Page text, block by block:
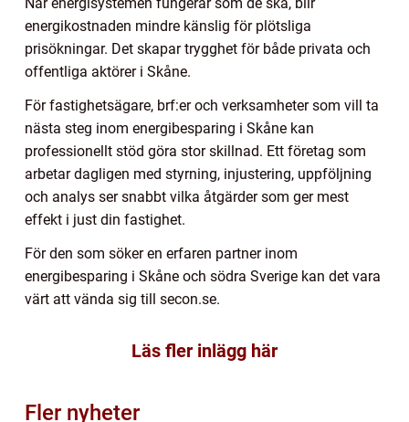
När energisystemen fungerar som de ska, blir
energikostnaden mindre känslig för plötsliga
prisökningar. Det skapar trygghet för både privata och
offentliga aktörer i Skåne.
För fastighetsägare, brf:er och verksamheter som vill ta
nästa steg inom energibesparing i Skåne kan
professionellt stöd göra stor skillnad. Ett företag som
arbetar dagligen med styrning, injustering, uppföljning
och analys ser snabbt vilka åtgärder som ger mest
effekt i just din fastighet.
För den som söker en erfaren partner inom
energibesparing i Skåne och södra Sverige kan det vara
värt att vända sig till secon.se.
Läs fler inlägg här
Fler nyheter